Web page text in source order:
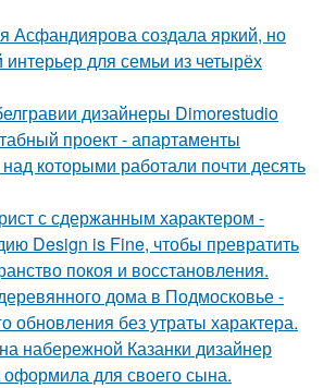
Асфандиярова создала яркий, но
для семьи из четырёх
дизайнеры Dimorestudio
проект - апартаменты
которыми работали почти десять
с сдержанным характером -
Design is Fine, чтобы превратить
покоя и восстановления.
дома в Подмосковье -
обновления без утраты характера.
набережной Казанки дизайнер
для своего сына.